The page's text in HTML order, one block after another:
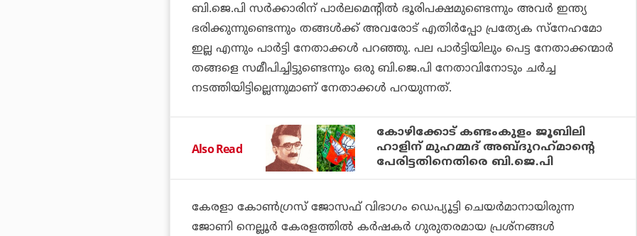
ബി.ജെ.പി സര്‍ക്കാരിന് പാര്‍ലമെന്റില്‍ ഭൂരിപക്ഷമുണ്ടെന്നും അവര്‍ ഇന്ത്യ
ഭരിക്കുന്നുണ്ടെന്നും തങ്ങള്‍ക്ക് അവരോട് എതിര്‍പ്പോ പ്രത്യേക സ്‌നേഹമോ
ഇല്ല എന്നും പാര്‍ട്ടി നേതാക്കള്‍ പറഞ്ഞു. പല പാര്‍ട്ടിയിലും പെട്ട നേതാക്കന്മാര്‍
തങ്ങളെ സമീപിച്ചിട്ടുണ്ടെന്നും ഒരു ബി.ജെ.പി നേതാവിനോടും ചര്‍ച്ച
നടത്തിയിട്ടില്ലെന്നുമാണ് നേതാക്കള്‍ പറയുന്നത്.
Also Read
കോഴിക്കോട് കണ്ടംകുളം ജൂബിലി
ഹാളിന് മുഹമ്മദ് അബ്ദുറഹ്‌മാന്റെ
പേരിട്ടതിനെതിരെ ബി.ജെ.പി
കേരളാ കോണ്‍ഗ്രസ് ജോസഫ് വിഭാഗം ഡെപ്യൂട്ടി ചെയര്‍മാനായിരുന്ന
ജോണി നെല്ലൂര്‍ കേരളത്തില്‍ കര്‍ഷകര്‍ ഗുരുതരമായ പ്രശ്നങ്ങള്‍